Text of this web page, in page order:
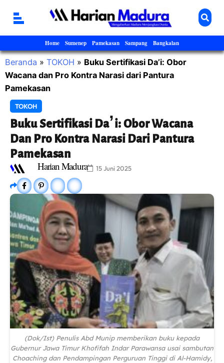
Home Sumenep Pamekasan Sampang Bangkalan
Beranda » TOKOH » Buku Sertifikasi Da’i: Obor
Wacana dan Pro Kontra Narasi dari Pantura
Pamekasan
TOKOH
Buku Sertifikasi Da’i: Obor Wacana
Dan Pro Kontra Narasi Dari Pantura
Pamekasan 15 Juni 2025
Harian Madura
(Dok/Ist) Penulis Abd Munip memberikan buku kepada
Gubernur Jawa Timur Khofifah Indar Parawansa usai sambutan
Choaching dan Pendampingan Perguruan Tinggi di Al-Hamidy,